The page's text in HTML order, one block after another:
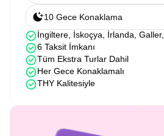
10 Gece Konaklama
İngiltere, İskoçya, İrlanda,
6 Taksit İmkanı
Tüm Ekstra Turlar Dahil
Her Gece Konaklamalı
THY Kalitesiyle